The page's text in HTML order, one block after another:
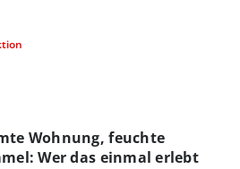
Wohnung, feuchte
Wer das einmal erlebt